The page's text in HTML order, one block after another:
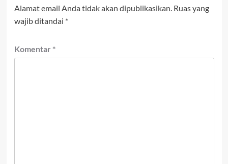
Alamat email Anda tidak akan dipublikasikan. Ruas yang
wajib ditandai *
Komentar *